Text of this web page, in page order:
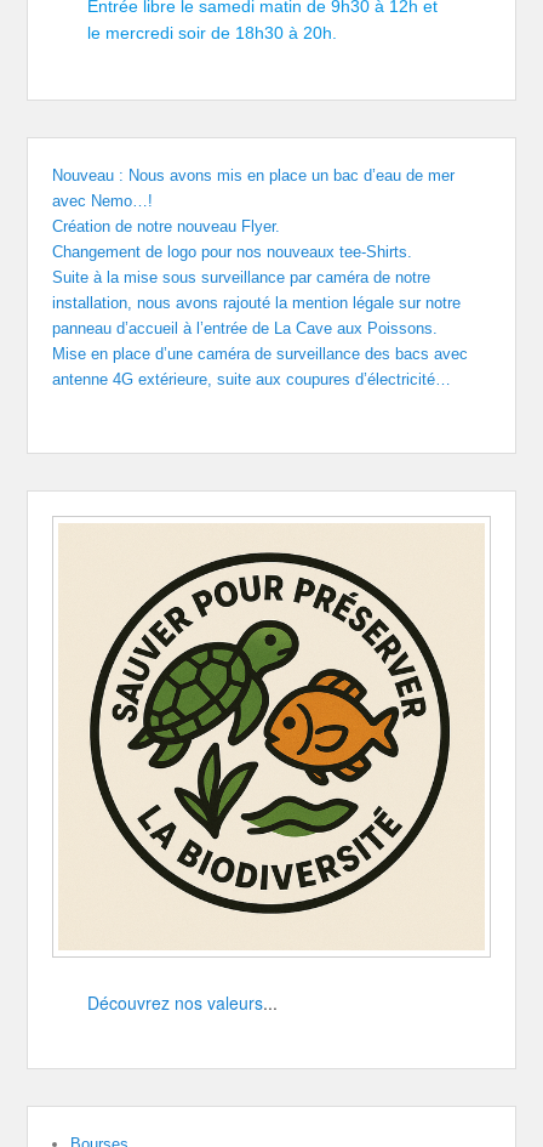
Entrée libre le samedi matin de 9h30 à 12h et
le mercredi soir de 18h30 à 20h.
Nouveau : Nous avons mis en place un bac d’eau de mer
avec Nemo…!
Création de notre nouveau Flyer.
Changement de logo pour nos nouveaux tee-Shirts.
Suite à la mise sous surveillance par caméra de notre
installation, nous avons rajouté la mention légale sur notre
panneau d’accueil à l’entrée de La Cave aux Poissons.
Mise en place d’une caméra de surveillance des bacs avec
antenne 4G extérieure, suite aux coupures d’électricité…
Découvrez nos valeurs...